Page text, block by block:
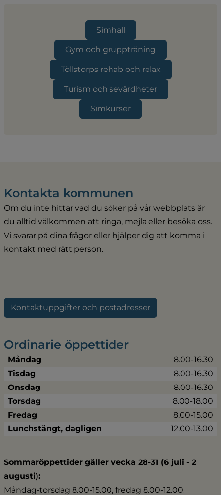
Simhall
Gym och gruppträning
Töllstorps rehab och relax
Turism och sevärdheter
Simkurser
Kontakta kommunen
Om du inte hittar vad du söker på vår webbplats är
du alltid välkommen att ringa, mejla eller besöka oss.
Vi svarar på dina frågor eller hjälper dig att komma i
kontakt med rätt person.
Kontaktuppgifter och postadresser
Ordinarie öppettider
Måndag
8.00-16.30
Tisdag
8.00-16.30
Onsdag
8.00-16.30
Torsdag
8.00-18.00
Fredag
8.00-15.00
Lunchstängt, dagligen
12.00-13.00
Sommaröppettider gäller vecka 28-31 (6 juli - 2
augusti):
Måndag-torsdag 8.00-15.00, fredag 8.00-12.00.